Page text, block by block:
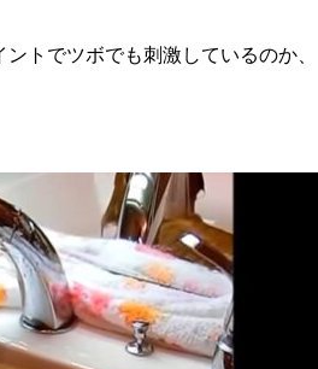
トでツボでも刺激しているのか、